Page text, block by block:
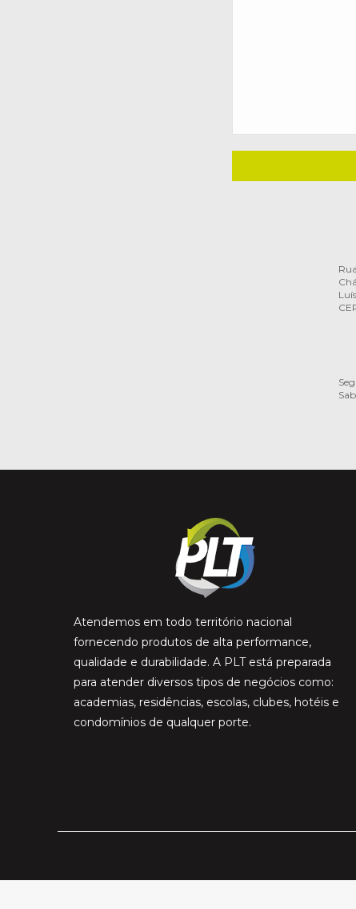
Atendemos em todo território nacional
fornecendo produtos de alta performance,
qualidade e durabilidade. A PLT está preparada
para atender diversos tipos de negócios como:
academias, residências, escolas, clubes, hotéis e
condomínios de qualquer porte.